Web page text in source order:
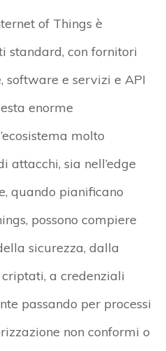
of Things è
standard, con fornitori
software e servizi e API
enorme
molto
sia nell’edge
quando pianificano
possono compiere
sicurezza, dalla
a credenziali
passando per processi
non conformi o